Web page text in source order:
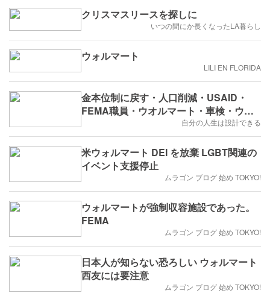
クリスマスリースを探しに
いつの間にか長くなったLA暮らし
ウォルマート
LILI EN FLORIDA
金本位制に戻す・人口削減・USAID・
FEMA職員・ウオルマート・車検・ウク
自分の人生は設計できる
米ウォルマート DEI を放棄 LGBT関連の
イベント支援停止
ムラゴン ブログ 始め TOKYO!
ウォルマートが強制収容施設であった。
FEMA
ムラゴン ブログ 始め TOKYO!
日本人が知らない恐ろしい ウォルマート
西友には要注意
ムラゴン ブログ 始め TOKYO!